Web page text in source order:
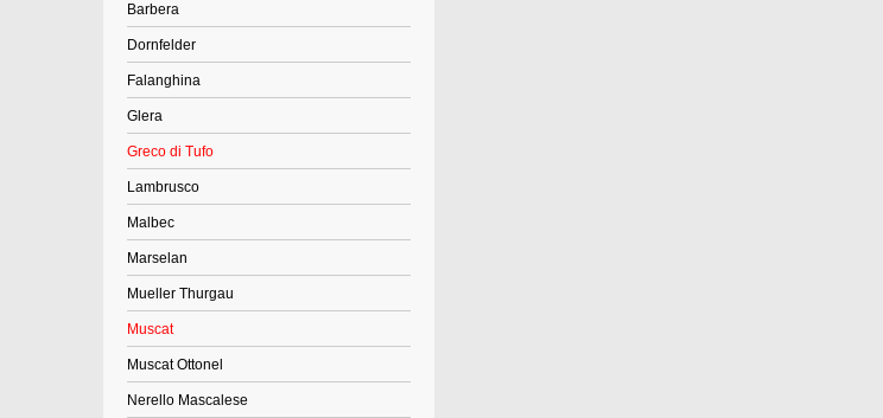
Barbera
Dornfelder
Falanghina
Glera
Greco di Tufo
Lambrusco
Malbec
Marselan
Mueller Thurgau
Muscat
Muscat Ottonel
Nerello Mascalese